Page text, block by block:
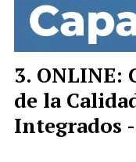
ONLINE:
de la
Integrados